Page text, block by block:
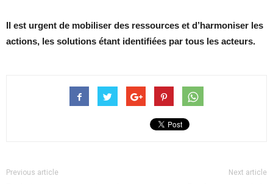
Il est urgent de mobiliser des ressources et d’harmoniser les
actions, les solutions étant identifiées par tous les acteurs.
Previous article Next article